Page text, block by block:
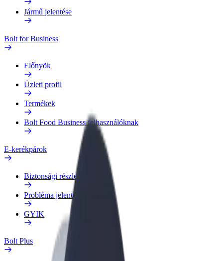
Jármű jelentése
Bolt for Business
Előnyök
Üzleti profil
Termékek
Bolt Food Business felhasználóknak
E-kerékpárok
Biztonsági részleg
Probléma jelentése
GYIK
Bolt Plus